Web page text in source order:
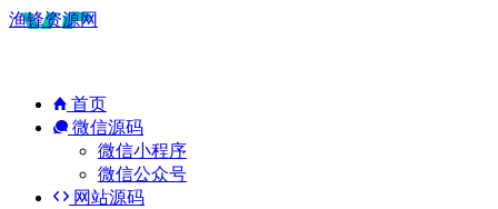
渔锋资源网
首页
微信源码
微信小程序
微信公众号
网站源码